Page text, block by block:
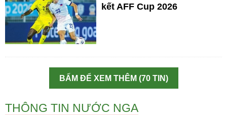
kết AFF Cup 2026
BẤM ĐỂ XEM THÊM (70 TIN)
THÔNG TIN NƯỚC NGA